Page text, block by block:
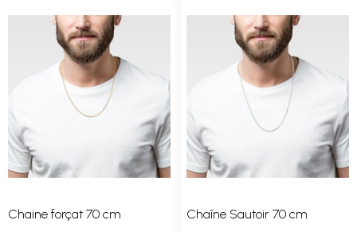
Chaine forçat 70 cm Chaîne Sautoir 70 cm